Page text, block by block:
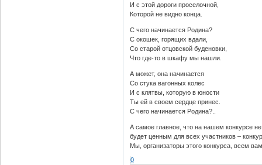
И с этой дороги проселочной,
Которой не видно конца.
С чего начинается Родина?
С окошек, горящих вдали,
Со старой отцовской буденовки,
Что где-то в шкафу мы нашли.
А может, она начинается
Со стука вагонных колес
И с клятвы, которую в юности
Ты ей в своем сердце принес.
С чего начинается Родина?..
А самое главное, что на нашем конкурсе
будет ценным для всех участников –
Мы, организаторы этого конкурса, всем
0